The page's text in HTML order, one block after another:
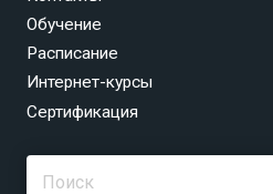
Обучение
Расписание
Интернет-курсы
Сертификация